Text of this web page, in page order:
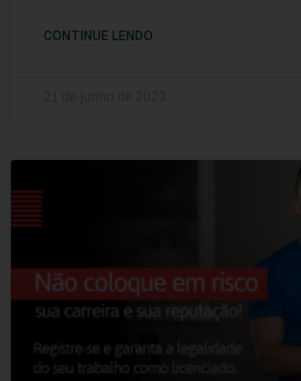
CONTINUE LENDO